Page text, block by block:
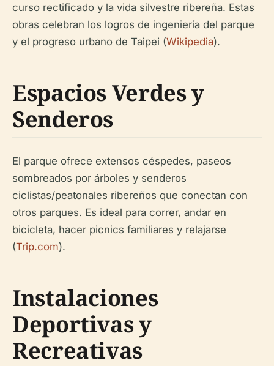
curso rectificado y la vida silvestre ribereña. Estas
obras celebran los logros de ingeniería del parque
y el progreso urbano de Taipei (Wikipedia).
Espacios Verdes y
Senderos
El parque ofrece extensos céspedes, paseos
sombreados por árboles y senderos
ciclistas/peatonales ribereños que conectan con
otros parques. Es ideal para correr, andar en
bicicleta, hacer picnics familiares y relajarse
(Trip.com).
Instalaciones
Deportivas y
Recreativas